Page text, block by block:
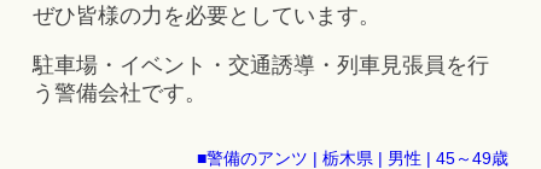
ぜひ皆様の力を必要としています。
駐車場・イベント・交通誘導・列車見張員を行
う警備会社です。
■警備のアンツ | 栃木県 | 男性 | 45～49歳